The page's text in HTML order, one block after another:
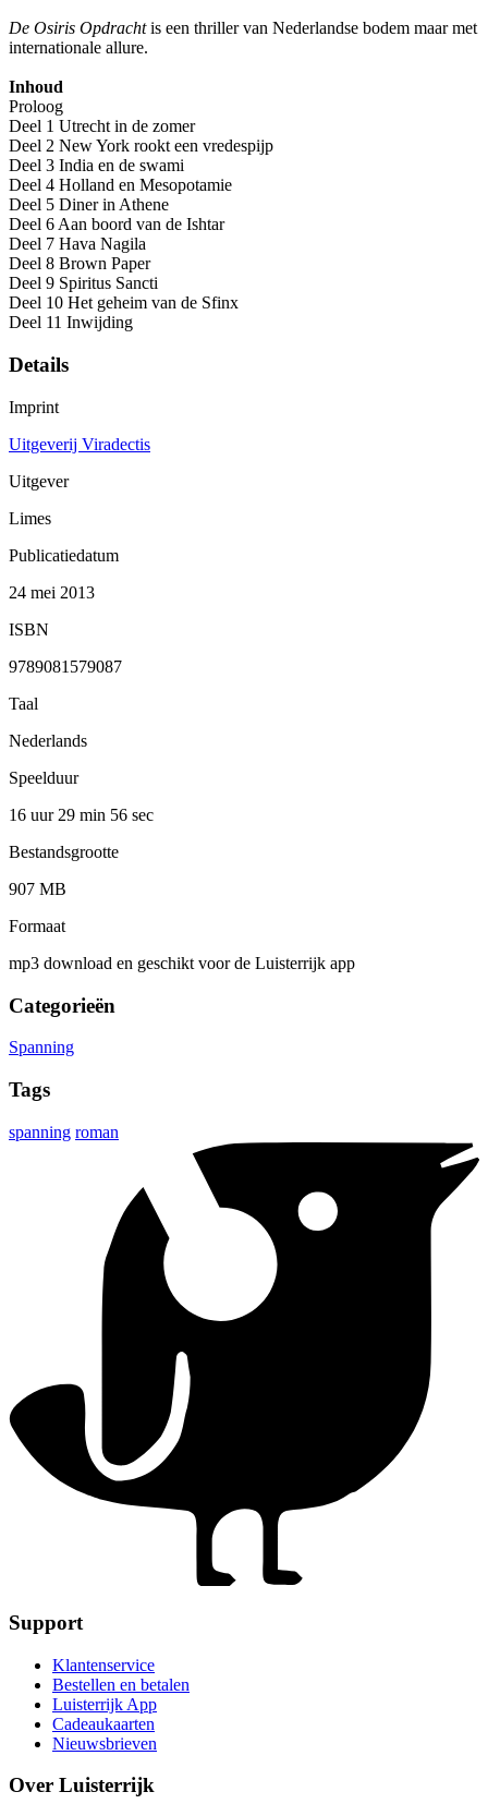
De Osiris Opdrachtis een thriller van Nederlandse bodem maar met
internationale allure.
Inhoud
Proloog
Deel 1 Utrecht in de zomer
Deel 2 New York rookt een vredespijp
Deel 3 India en de swami
Deel 4 Holland en Mesopotamie
Deel 5 Diner in Athene
Deel 6 Aan boord van de Ishtar
Deel 7 Hava Nagila
Deel 8 Brown Paper
Deel 9 Spiritus Sancti
Deel 10 Het geheim van de Sfinx
Deel 11 Inwijding
Details
Imprint
Uitgeverij Viradectis
Uitgever
Limes
Publicatiedatum
24 mei 2013
ISBN
9789081579087
Taal
Nederlands
Speelduur
16 uur 29 min 56 sec
Bestandsgrootte
907 MB
Formaat
mp3 download en geschikt voor de Luisterrijk app
Categorieën
Spanning
Tags
spanning roman
Support
Klantenservice
Bestellen en betalen
Luisterrijk App
Cadeaukaarten
Nieuwsbrieven
Over Luisterrijk